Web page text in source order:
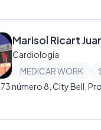
Marisol Ricart
Cardiología
MEDICAR WORK